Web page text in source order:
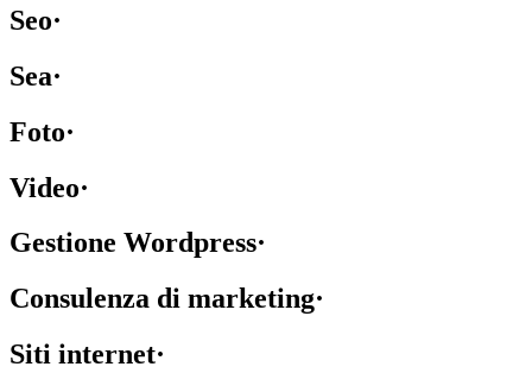
Seo·
Sea·
Foto·
Video·
Gestione Wordpress·
Consulenza di marketing·
Siti internet·